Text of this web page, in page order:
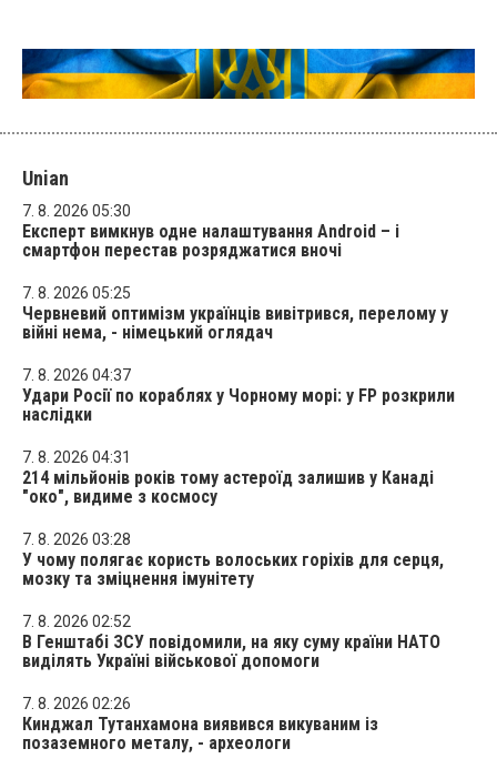
Unian
7. 8. 2026 05:30
Експерт вимкнув одне налаштування Android – і
смартфон перестав розряджатися вночі
7. 8. 2026 05:25
Червневий оптимізм українців вивітрився, перелому у
війні нема, - німецький оглядач
7. 8. 2026 04:37
Удари Росії по кораблях у Чорному морі: у FP розкрили
наслідки
7. 8. 2026 04:31
214 мільйонів років тому астероїд залишив у Канаді
"око", видиме з космосу
7. 8. 2026 03:28
У чому полягає користь волоських горіхів для серця,
мозку та зміцнення імунітету
7. 8. 2026 02:52
В Генштабі ЗСУ повідомили, на яку суму країни НАТО
виділять Україні військової допомоги
7. 8. 2026 02:26
Кинджал Тутанхамона виявився викуваним із
позаземного металу, - археологи